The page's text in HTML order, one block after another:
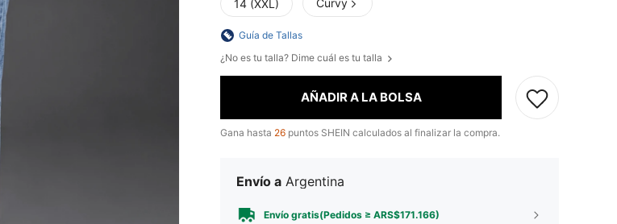
14 (XXL) Curvy
Guía de Tallas
¿No es tu talla? Dime cuál es tu talla
AÑADIR A LA BOLSA
Gana hasta 26 puntos SHEIN calculados al finalizar la compra.
Envío a Argentina
Envío gratis(Pedidos ≥ ARS$171.166)